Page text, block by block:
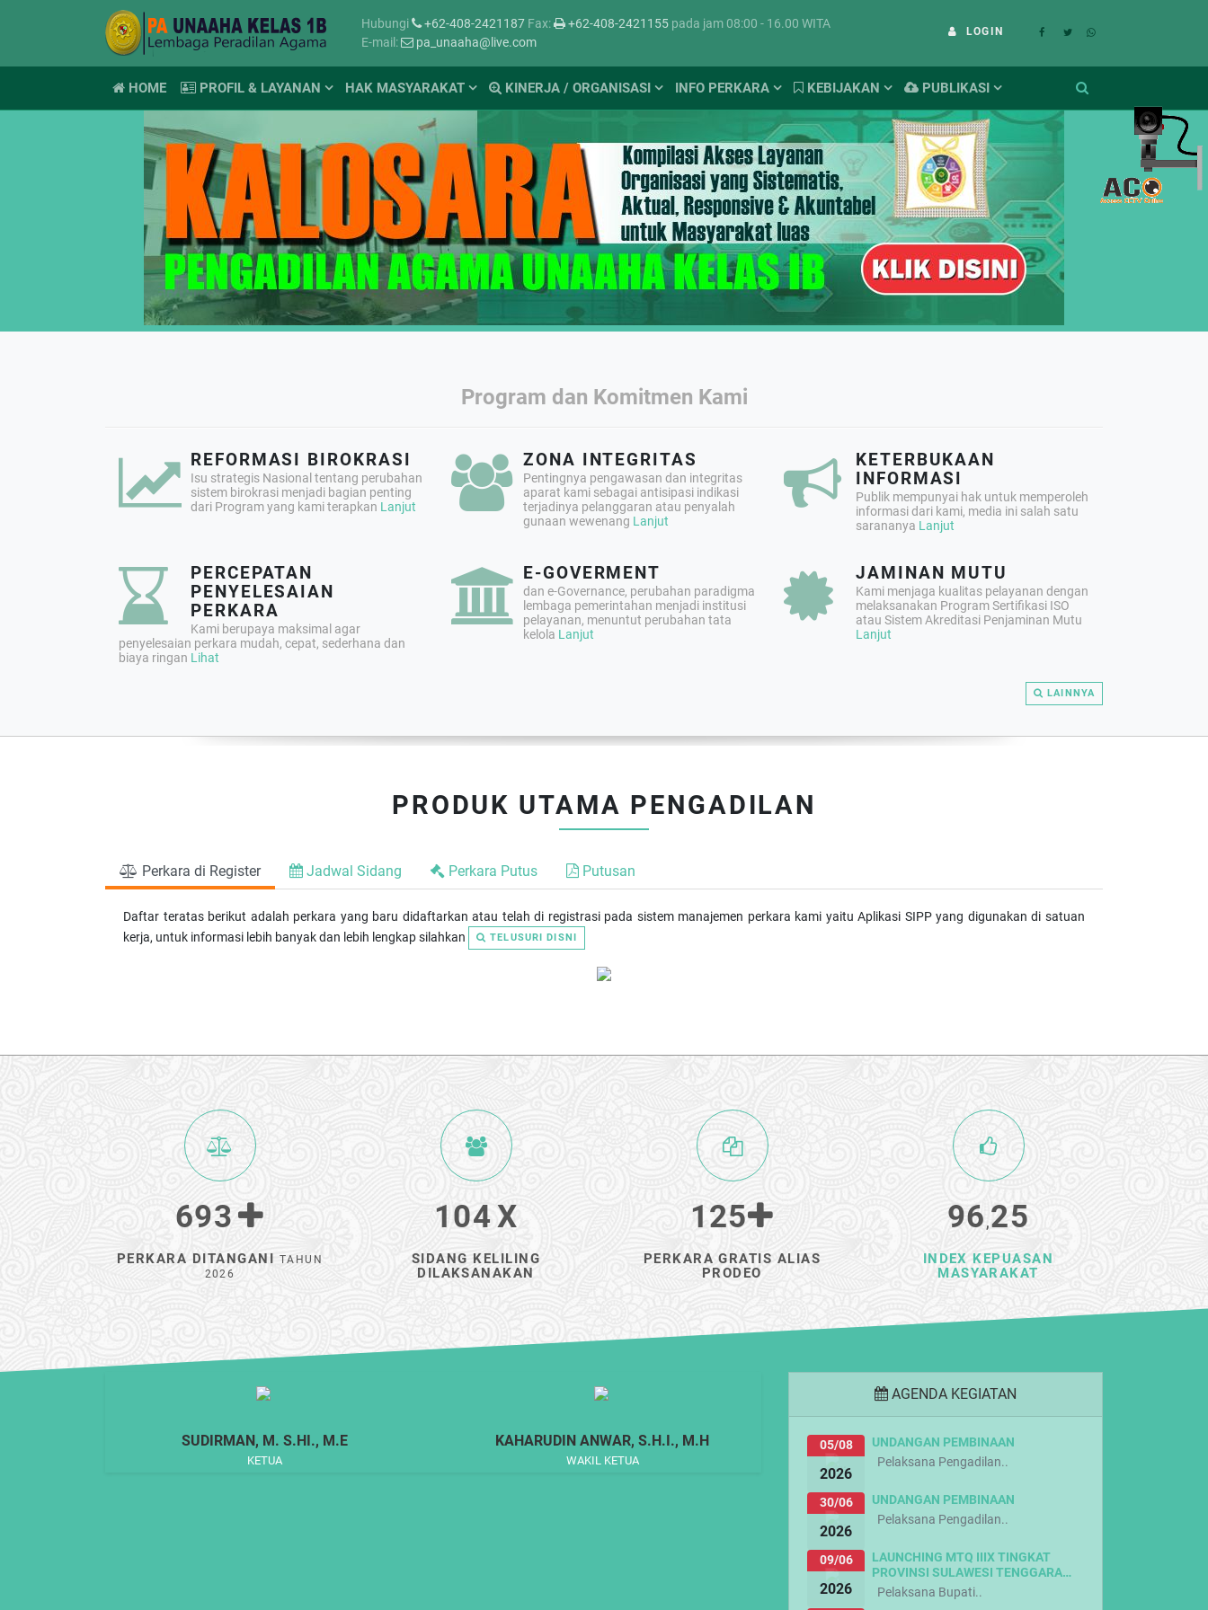
Hubungi +62-408-2421187 Fax: +62-408-2421155 pada jam 08:00 - 16.00 WITA
E-mail:
pa_unaaha@live.com
LOGIN
HOME PROFIL & LAYANAN HAK MASYARAKAT KINERJA / ORGANISASI INFO PERKARA KEBIJAKAN PUBLIKASI
Program dan Komitmen Kami
REFORMASI BIROKRASI
Isu strategis Nasional tentang perubahan
sistem birokrasi menjadi bagian penting
dari Program yang kami terapkan Lanjut
ZONA INTEGRITAS
Pentingnya pengawasan dan integritas
aparat kami sebagai antisipasi indikasi
terjadinya pelanggaran atau penyalah
gunaan wewenang Lanjut
KETERBUKAAN
INFORMASI
Publik mempunyai hak untuk memperoleh
informasi dari kami, media ini salah satu
sarananya Lanjut
PERCEPATAN
PENYELESAIAN
PERKARA
Kami berupaya maksimal agar
penyelesaian perkara mudah, cepat, sederhana dan
biaya ringan Lihat
E-GOVERMENT
dan e-Governance, perubahan paradigma
lembaga pemerintahan menjadi institusi
pelayanan, menuntut perubahan tata
kelola Lanjut
JAMINAN MUTU
Kami menjaga kualitas pelayanan dengan
melaksanakan Program Sertifikasi ISO
atau Sistem Akreditasi Penjaminan Mutu
Lanjut
LAINNYA
PRODUK UTAMA PENGADILAN
Perkara di Register Jadwal Sidang Perkara Putus Putusan
Daftar teratas berikut adalah perkara yang baru didaftarkan atau telah di registrasi pada sistem manajemen perkara kami yaitu Aplikasi SIPP yang digunakan di satuan
kerja, untuk informasi lebih banyak dan lebih lengkap silahkan
TELUSURI DISNI
693
PERKARA DITANGANI TAHUN
2026
104X
SIDANG KELILING
DILAKSANAKAN
125
PERKARA GRATIS ALIAS
PRODEO
96 ,25
INDEX KEPUASAN
MASYARAKAT
SUDIRMAN, M. S.HI., M.E
KETUA
KAHARUDIN ANWAR, S.H.I., M.H
WAKIL KETUA
AGENDA KEGIATAN
05/08
2026
UNDANGAN PEMBINAAN
Pelaksana Pengadilan..
30/06
2026
UNDANGAN PEMBINAAN
Pelaksana Pengadilan..
09/06
2026
LAUNCHING MTQ IIIX TINGKAT
PROVINSI SULAWESI TENGGARA…
Pelaksana Bupati..